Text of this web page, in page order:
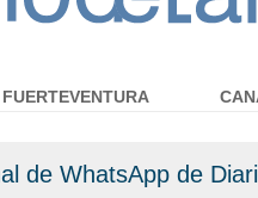
de WhatsApp de
FUERTEVENTURA